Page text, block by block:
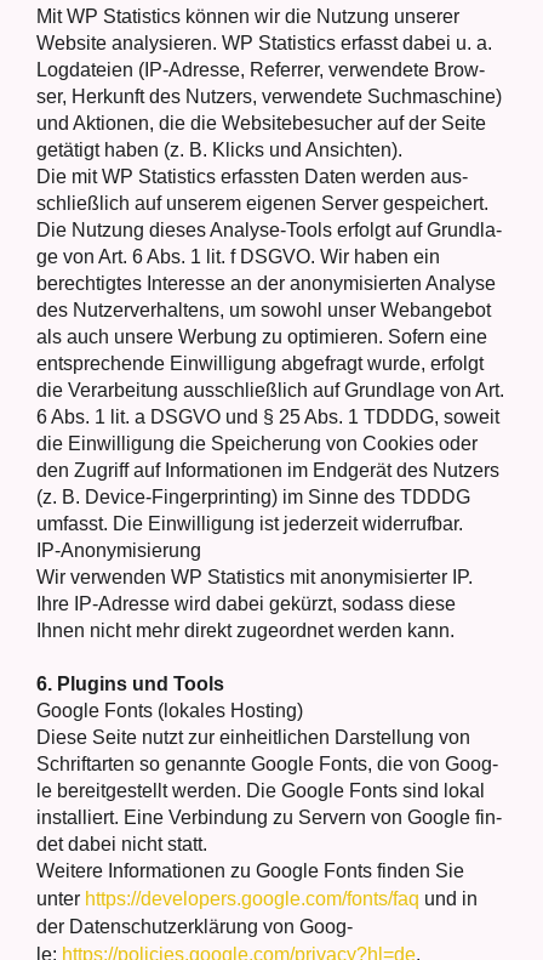
Mit WP Sta­tis­tics kön­nen wir die Nut­zung unse­rer
Web­site ana­ly­sie­ren. WP Sta­tis­tics erfasst dabei u. a.
Log­da­tei­en (IP-Adres­se, Refer­rer, ver­wen­de­te Brow­
ser, Her­kunft des Nut­zers, ver­wen­de­te Such­ma­schi­ne)
und Aktio­nen, die die Web­site­be­su­cher auf der Sei­te
getä­tigt haben (z. B. Klicks und Ansich­ten).
Die mit WP Sta­tis­tics erfass­ten Daten wer­den aus­
schließ­lich auf unse­rem eige­nen Ser­ver gespei­chert.
Die Nut­zung die­ses Ana­ly­se-Tools erfolgt auf Grund­la­
ge von Art. 6 Abs. 1 lit. f DSGVO. Wir haben ein
berech­tig­tes Inter­es­se an der anony­mi­sier­ten Ana­ly­se
des Nut­zer­ver­hal­tens, um sowohl unser Web­an­ge­bot
als auch unse­re Wer­bung zu opti­mie­ren. Sofern eine
ent­spre­chen­de Ein­wil­li­gung abge­fragt wur­de, erfolgt
die Ver­ar­bei­tung aus­schließ­lich auf Grund­la­ge von Art.
6 Abs. 1 lit. a DSGVO und § 25 Abs. 1 TDDDG, soweit
die Ein­wil­li­gung die Spei­che­rung von Coo­kies oder
den Zugriff auf Infor­ma­tio­nen im End­ge­rät des Nut­zers
(z. B. Device-Fin­ger­prin­ting) im Sin­ne des TDDDG
umfasst. Die Ein­wil­li­gung ist jeder­zeit wider­ruf­bar.
IP-Anony­mi­sie­rung
Wir ver­wen­den WP Sta­tis­tics mit anony­mi­sier­ter IP.
Ihre IP-Adres­se wird dabei gekürzt, sodass die­se
Ihnen nicht mehr direkt zuge­ord­net wer­den kann.
6. Plug­ins und Tools
Goog­le Fonts (loka­les Hos­ting)
Die­se Sei­te nutzt zur ein­heit­li­chen Dar­stel­lung von
Schrift­ar­ten so genann­te Goog­le Fonts, die von Goog­
le bereit­ge­stellt wer­den. Die Goog­le Fonts sind lokal
instal­liert. Eine Ver­bin­dung zu Ser­vern von Goog­le fin­
det dabei nicht statt.
Wei­te­re Infor­ma­tio­nen zu Goog­le Fonts fin­den Sie
unter https://developers.google.com/fonts/faq und in
der Daten­schutz­er­klä­rung von Goog­
le: https://policies.google.com/privacy?hl=de.